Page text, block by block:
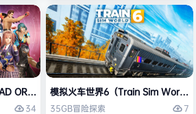
OR ALIVE 6 Last Round》免安装中文版
34
模拟火车世界6（Train Sim World
35GB冒险探索
7